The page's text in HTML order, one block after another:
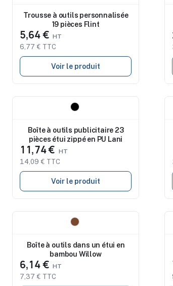
Trousse à outils personnalisée
19 pièces Flint
5,64 €
6,77 € TTC
Voir le produit
Boîte à outils publicitaire 23
pièces étui zippé en PU Lani
11,74 €
14,09 € TTC
Voir le produit
Boîte à outils dans un étui en
bambou Willow
6,14 €
7,37 € TTC